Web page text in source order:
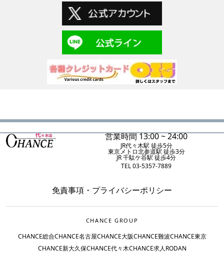
営業時間 13:00 ~ 24:00
JR代々木駅 徒歩5分
東京メトロ北参道駅 徒歩3分
JR 千駄ケ谷駅 徒歩4分
TEL 03-5357-7889
免責事項 ・ プライバシーポリシー
CHANCE GROUP
CHANCE総合CHANCE名古屋CHANCE大阪CHANCE難波CHANCE東京
CHANCE新大久保CHANCE代々木CHANCE求人RODAN